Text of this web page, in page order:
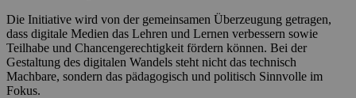
Die Initiative wird von der gemeinsamen Überzeugung getragen,
dass digitale Medien das Lehren und Lernen verbessern sowie
Teilhabe und Chancengerechtigkeit fördern können. Bei der
Gestaltung des digitalen Wandels steht nicht das technisch
Machbare, sondern das pädagogisch und politisch Sinnvolle im
Fokus.